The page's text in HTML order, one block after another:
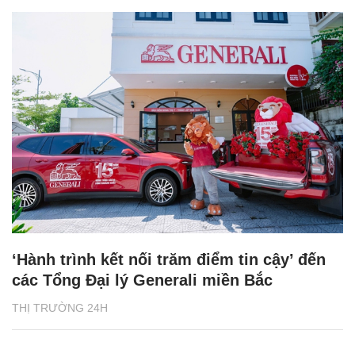
THỊ TRƯỜNG 24H
‘Hành trình kết nối trăm điểm tin cậy’ đến
các Tổng Đại lý Generali miền Bắc